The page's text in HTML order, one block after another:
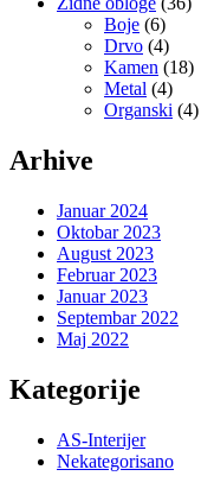
Boje (6)
Drvo (4)
Kamen (18)
Metal (4)
Organski (4)
Arhive
Januar 2024
Oktobar 2023
August 2023
Februar 2023
Januar 2023
Septembar 2022
Maj 2022
Kategorije
AS-Interijer
Nekategorisano